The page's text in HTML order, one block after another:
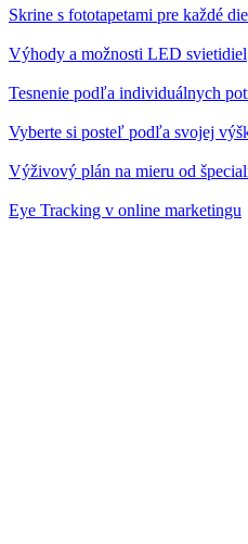
Skrine s fototapetami pre každé
Výhody a možnosti LED svietidiel
Tesnenie podľa individuálnych
Vyberte si posteľ podľa svojej
Výživový plán na mieru od
Eye Tracking v online marketingu